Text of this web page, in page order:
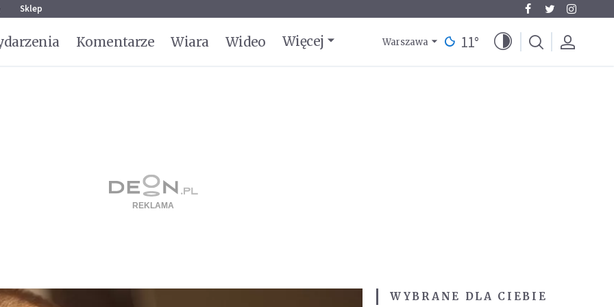
Sklep
Komentarze Wiara Wideo Więcej Warszawa 11°
WYBRANE DLA CIEBIE